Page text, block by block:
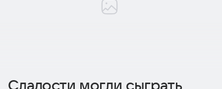
Сладости могли сыграть